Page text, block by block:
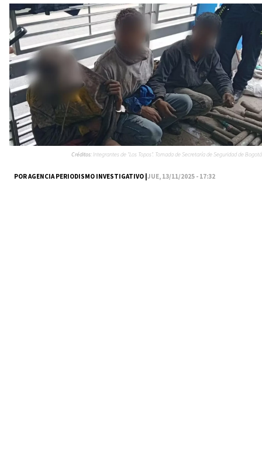
POR AGENCIA PERIODISMO INVESTIGATIVO |JUE, 13/11/2025 - 17:32
Créditos:Integrantes de "Los Topos". Tomada de Secretaría de Seguridad de Bogotá